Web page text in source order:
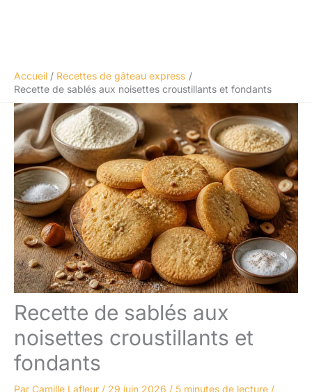
Accueil
Recettes de gâteau express
Recette de sablés aux noisettes croustillants et fondants
Recette de sablés aux
noisettes croustillants et
fondants
Par Camille Lafleur / 29 juin 2026 / 5 minutes de lecture /